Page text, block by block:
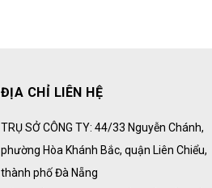
ĐỊA CHỈ LIÊN HỆ
TRỤ SỞ CÔNG TY: 44/33 Nguyễn Chánh,
phường Hòa Khánh Bắc, quận Liên Chiểu,
thành phố Đà Nẵng